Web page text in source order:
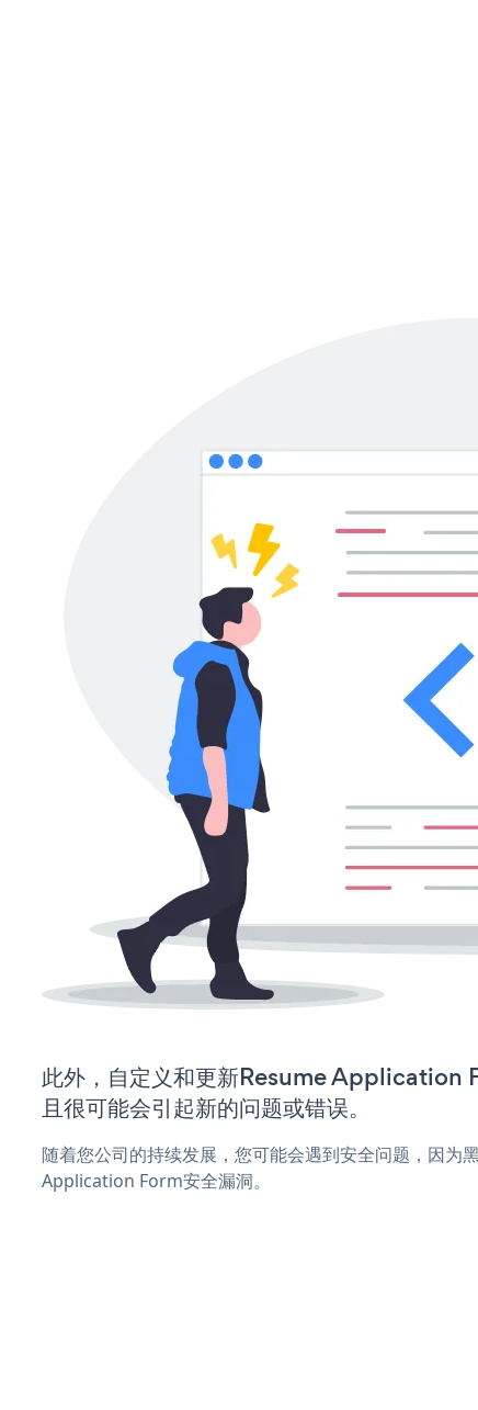
此外，自定义和更新Resume Application
且很可能会引起新的问题或错误。
随着您公司的持续发展，您可能会遇到安全问题，因为
Application Form安全漏洞。